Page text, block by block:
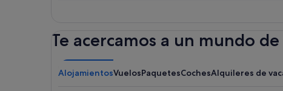
Te acercamos a un mundo
AlojamientosVuelosPaquetesCochesAlquileres de